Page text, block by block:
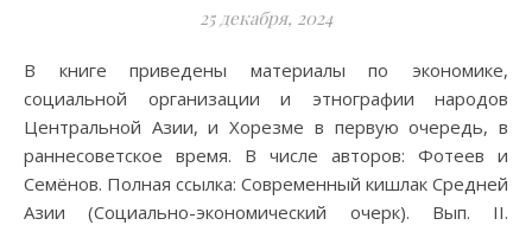
25 декабря, 2024
В книге приведены материалы по экономике,
социальной организации и этнографии народов
Центральной Азии, и Хорезме в первую очередь, в
раннесоветское время. В числе авторов: Фотеев и
Семёнов. Полная ссылка: Современный кишлак Средней
Азии (Социально-экономический очерк). Вып. II.